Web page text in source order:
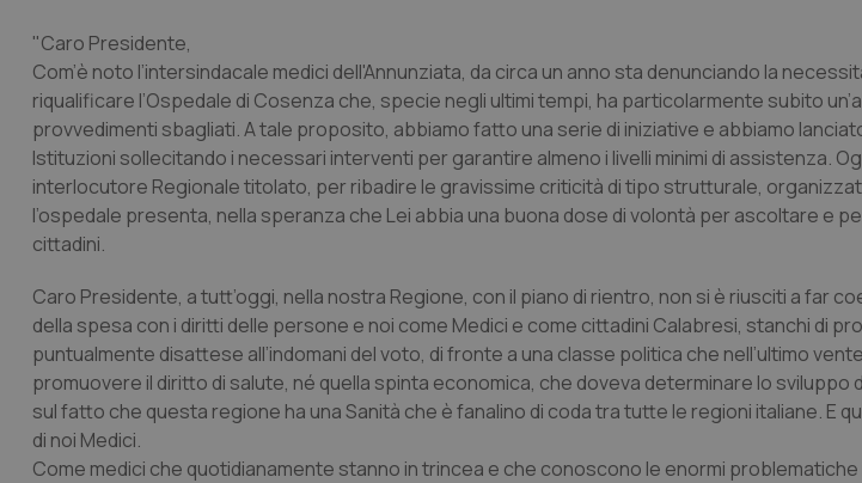
"Caro Presidente,
Com’è noto l’intersindacale medici dell'Annunziata, da circa un anno sta denunciando la
riqualificare l’Ospedale di Cosenza che, specie negli ultimi tempi, ha particolarmente subito
provvedimenti sbagliati. A tale proposito, abbiamo fatto una serie di iniziative e abbiamo
Istituzioni sollecitando i necessari interventi per garantire almeno i livelli minimi di assistenza.
interlocutore Regionale titolato, per ribadire le gravissime criticità di tipo strutturale,
l’ospedale presenta, nella speranza che Lei abbia una buona dose di volontà per ascoltare e
cittadini.
Caro Presidente, a tutt’oggi, nella nostra Regione, con il piano di rientro, non si è riusciti a far
della spesa con i diritti delle persone e noi come Medici e come cittadini Calabresi, stanchi di
puntualmente disattese all’indomani del voto, di fronte a una classe politica che nell’ultimo
promuovere il diritto di salute, né quella spinta economica, che doveva determinare lo sviluppo
sul fatto che questa regione ha una Sanità che è fanalino di coda tra tutte le regioni italiane. E
di noi Medici.
Come medici che quotidianamente stanno in trincea e che conoscono le enormi problematiche